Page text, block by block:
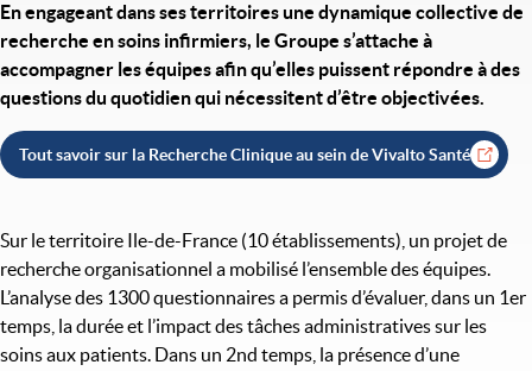
En engageant dans ses territoires une dynamique collective de
recherche en soins infirmiers, le Groupe s’attache à
accompagner les équipes afin qu’elles puissent répondre à des
questions du quotidien qui nécessitent d’être objectivées.
Tout savoir sur la Recherche Clinique au sein de Vivalto Santé
Sur le territoire Ile-de-France (10 établissements), un projet de
recherche organisationnel a mobilisé l’ensemble des équipes.
L’analyse des 1300 questionnaires a permis d’évaluer, dans un 1er
temps, la durée et l’impact des tâches administratives sur les
soins aux patients. Dans un 2nd temps, la présence d’une